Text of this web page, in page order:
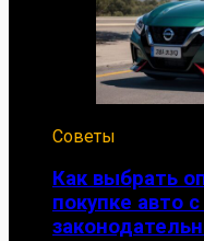
Советы
Как выбрать
покупке авто